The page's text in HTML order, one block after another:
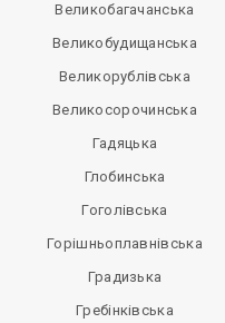
Великобагачанська
Великобудищанська
Великорублівська
Великосорочинська
Гадяцька
Глобинська
Гоголівська
Горішньоплавнівська
Градизька
Гребінківська